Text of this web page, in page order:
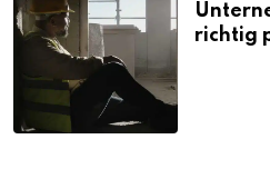
richtig